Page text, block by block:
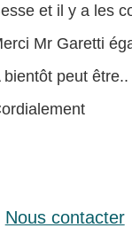
et il y a les
Mr Garetti
bientôt peut être..
Nous contacter